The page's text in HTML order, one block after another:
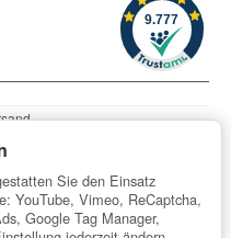
Sie den Einsatz
YouTube, Vimeo, ReCaptcha,
Google Tag Manager,